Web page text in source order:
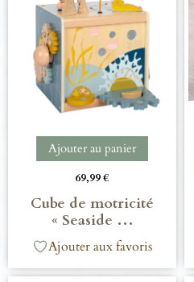
Ajouter au panier
69,99€
Cube de motricité
« Seaside …
Ajouter aux favoris